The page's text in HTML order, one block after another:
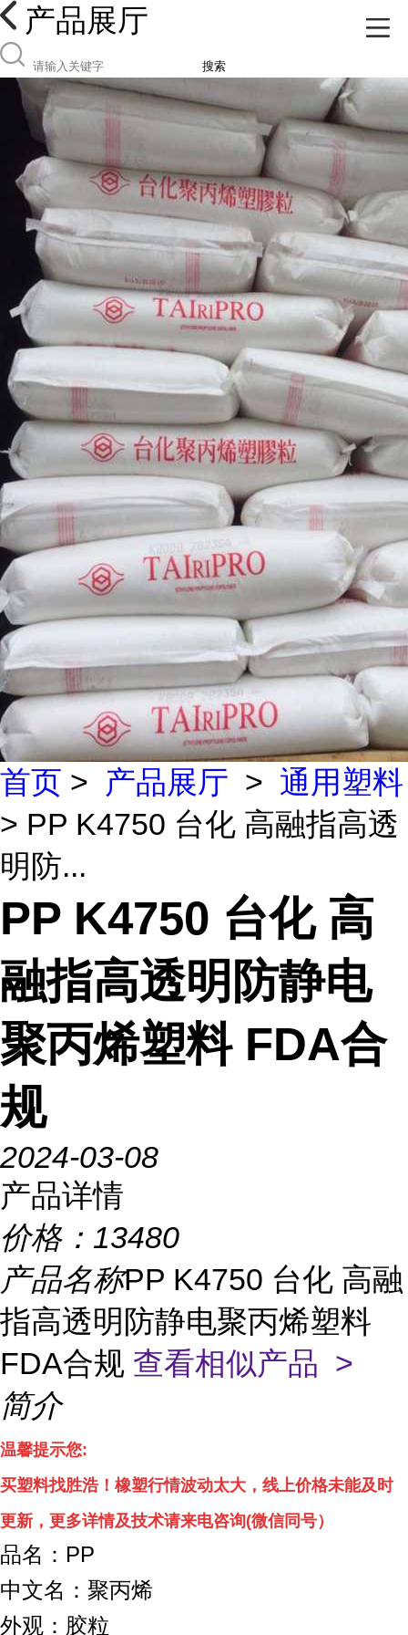
产品展厅
搜索
首页 > 产品展厅 > 通用塑料
> PP K4750 台化 高融指高透
明防...
PP K4750 台化 高
融指高透明防静电
聚丙烯塑料 FDA合
规
2024-03-08
产品详情
价格： 13480
产品名称PP K4750 台化 高融
指高透明防静电聚丙烯塑料
FDA合规 查看相似产品 >
简介
温馨提示您:
买塑料找胜浩！ 橡塑行情波动太大，线上价格未能及时
更新， 更多详情及技术请来电咨询(微信同号）
品名：PP
中文名：聚丙烯
外观：胶粒